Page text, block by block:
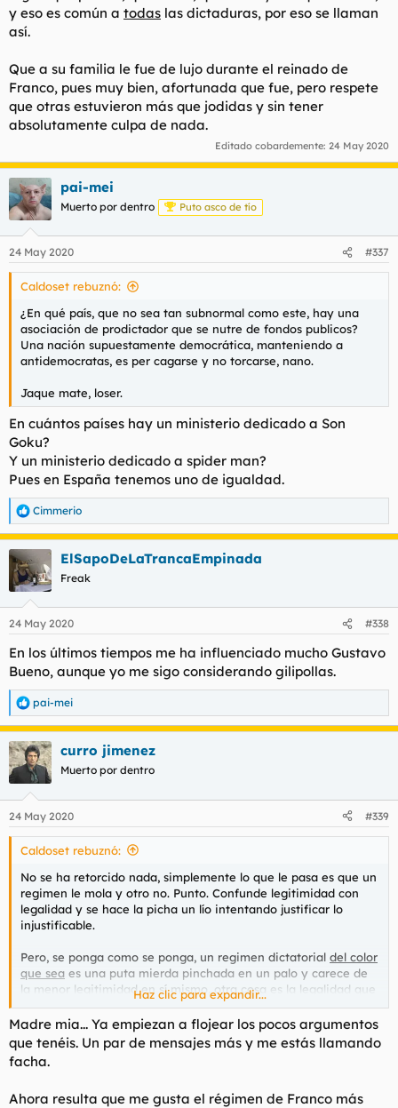
y eso es común a todas las dictaduras, por eso se llaman
así.
Que a su familia le fue de lujo durante el reinado de
Franco, pues muy bien, afortunada que fue, pero respete
que otras estuvieron más que jodidas y sin tener
absolutamente culpa de nada.
Editado cobardemente: 24 May 2020
pai-mei
Muerto por dentro Puto asco de tío
24 May 2020 #337
Caldoset rebuznó:
¿En qué país, que no sea tan subnormal como este, hay una
asociación de prodictador que se nutre de fondos publicos?
Una nación supuestamente democrática, manteniendo a
antidemocratas, es per cagarse y no torcarse, nano.
Jaque mate, loser.
En cuántos países hay un ministerio dedicado a Son
Goku?
Y un ministerio dedicado a spider man?
Pues en España tenemos uno de igualdad.
R
e
a
c
c
i
e
:
Cimmerio
ElSapoDeLaTrancaEmpinada
Freak
24 May 2020 #338
En los últimos tiempos me ha influenciado mucho Gustavo
Bueno, aunque yo me sigo considerando gilipollas.
R
e
a
c
c
e
s
pai-mei
curro jimenez
Muerto por dentro
24 May 2020 #339
Caldoset rebuznó:
No se ha retorcido nada, simplemente lo que le pasa es que un
regimen le mola y otro no. Punto. Confunde legitimidad con
legalidad y se hace la picha un lío intentando justificar lo
injustificable.
Pero, se ponga como se ponga, un regimen dictatorial del color
que sea es una puta mierda pinchada en un palo y carece de
la menor legitimidad en sí mismo, otra cosa es la legalidad que
tengan en su funcionamiento.
Si ya es jodido sobrellevar una democracia no quiero ni
imaginar lo que debe ser estar bajo un yugo en el que te digan
que pensar, que hacer, que decir y con quien estar; y eso es
Haz clic para expandir...
Madre mia... Ya empiezan a flojear los pocos argumentos
que tenéis. Un par de mensajes más y me estás llamando
facha.
Ahora resulta que me gusta el régimen de Franco más